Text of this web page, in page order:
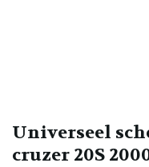
Universeel
cruzer 20S